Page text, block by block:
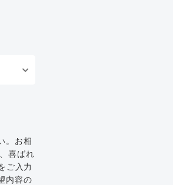
。お相
喜ばれ
ご入力
内容の